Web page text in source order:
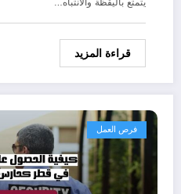
قراءة المزيد
فرص العمل